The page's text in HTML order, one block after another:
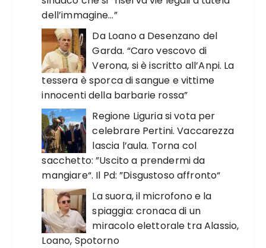
dell’immagine…”
Da Loano a Desenzano del
Garda. “Caro vescovo di
Verona, si è iscritto all’Anpi. La
tessera è sporca di sangue e vittime
innocenti della barbarie rossa”
Regione Liguria si vota per
celebrare Pertini. Vaccarezza
lascia l’aula. Torna col
sacchetto: ”Uscito a prendermi da
mangiare“. Il Pd: ”Disgustoso affronto“
La suora, il microfono e la
spiaggia: cronaca di un
miracolo elettorale tra Alassio,
Loano, Spotorno